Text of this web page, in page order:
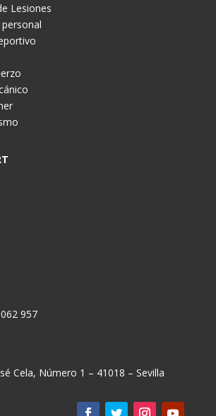
Lesiones
957
Cela, Número 1 – 41018 – Sevilla